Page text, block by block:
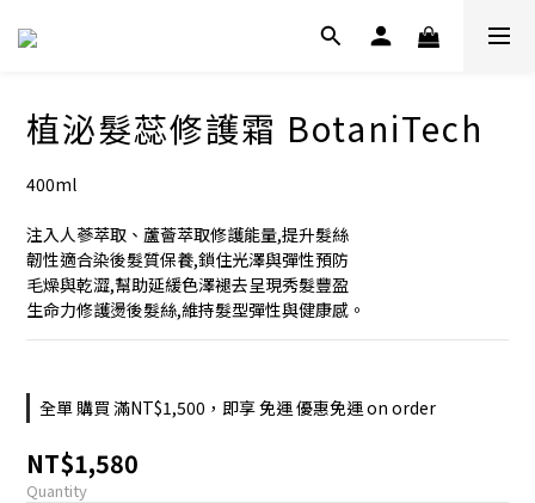
植泌髮蕊修護霜 BotaniTech
400ml
注入人蔘萃取、蘆薈萃取修護能量,提升髮絲
韌性適合染後髮質保養,鎖住光澤與彈性預防
毛燥與乾澀,幫助延緩色澤褪去呈現秀髮豐盈
生命力修護燙後髮絲,維持髮型彈性與健康感。
全單 購買 滿NT$1,500，即享 免運 優惠免運 on order
NT$1,580
Quantity